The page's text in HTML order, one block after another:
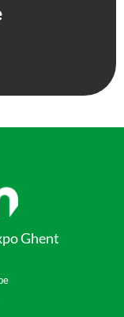
Ghent